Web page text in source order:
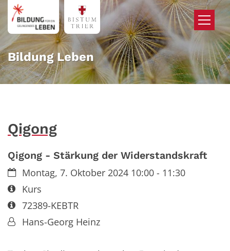
Zum Inhalt springen
Bildung Leben
Qigong
Qigong - Stärkung der Widerstandskraft
Datum:Montag, 7. Oktober 2024 10:00 - 11:30
Art bzw. Nummer:
Kurs
Art bzw. Nummer:
72389-KEBTR
Von:Hans-Georg Heinz